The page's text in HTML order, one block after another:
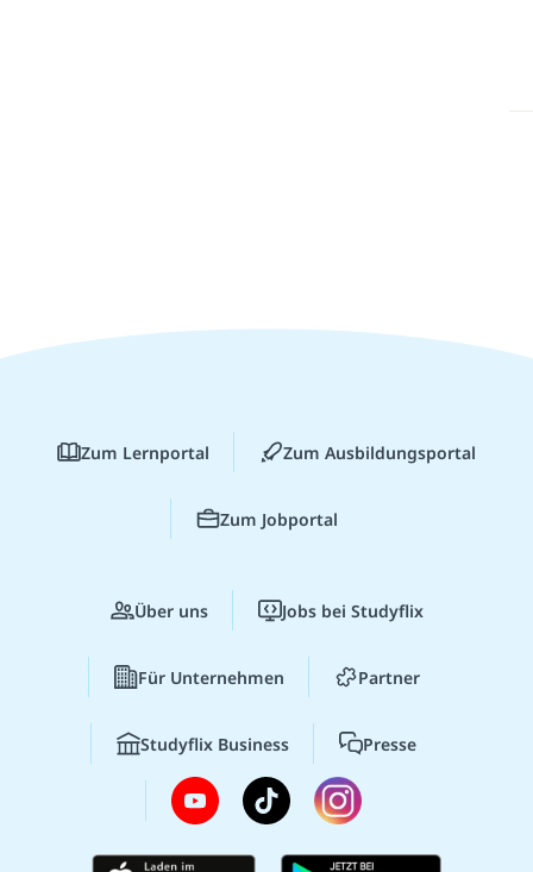
Zum Lernportal Zum Ausbildungsportal
Zum Jobportal
Über uns Jobs bei Studyflix
Für Unternehmen Partner
Studyflix Business Presse